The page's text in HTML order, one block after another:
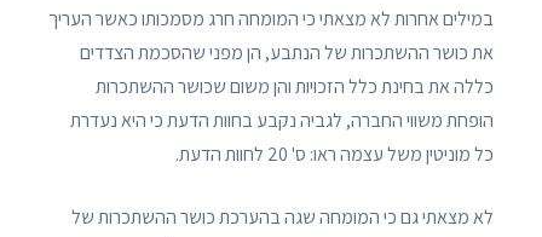
במילים אחרות לא מצאתי כי המומחה חרג מסמכותו כאשר העריך
את כושר ההשתכרות של הנתבע, הן מפני שהסכמת הצדדים
כללה את בחינת כלל הזכויות והן משום שכושר ההשתכרות
הופחת משווי החברה, לגביה נקבע בחוות הדעת כי היא נעדרת
כל מוניטין משל עצמה ראו: ס' 20 לחוות הדעת.
לא מצאתי גם כי המומחה שגה בהערכת כושר ההשתכרות של